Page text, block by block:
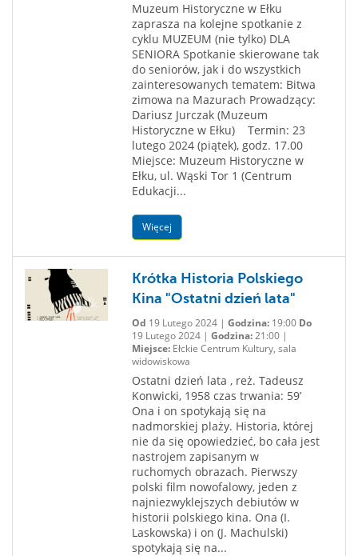
Muzeum Historyczne w Ełku
zaprasza na kolejne spotkanie z
cyklu MUZEUM (nie tylko) DLA
SENIORA Spotkanie skierowane tak
do seniorów, jak i do wszystkich
zainteresowanych tematem: Bitwa
zimowa na Mazurach Prowadzący:
Dariusz Jurczak (Muzeum
Historyczne w Ełku) Termin: 23
lutego 2024 (piątek), godz. 17.00
Miejsce: Muzeum Historyczne w
Ełku, ul. Wąski Tor 1 (Centrum
Edukacji...
Więcej
Krótka Historia Polskiego
Kina "Ostatni dzień lata"
Od 19 Lutego 2024 | Godzina:19:00 Do
19 Lutego 2024 | Godzina:21:00 |
Miejsce:Ełckie Centrum Kultury, sala
widowiskowa
Ostatni dzień lata , reż. Tadeusz
Konwicki, 1958 czas trwania: 59’
Ona i on spotykają się na
nadmorskiej plaży. Historia, której
nie da się opowiedzieć, bo cała jest
nastrojem zapisanym w
ruchomych obrazach. Pierwszy
polski film nowofalowy, jeden z
najniezwyklejszych debiutów w
historii polskiego kina. Ona (I.
Laskowska) i on (J. Machulski)
spotykają się na...